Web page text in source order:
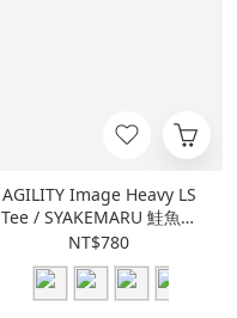
AGILITY Image Heavy LS
Tee / SYAKEMARU 鮭魚丸
長袖Tee [RS8-SM]
NT$780